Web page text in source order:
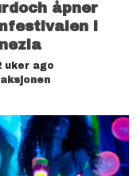
åpner
i
uker ago